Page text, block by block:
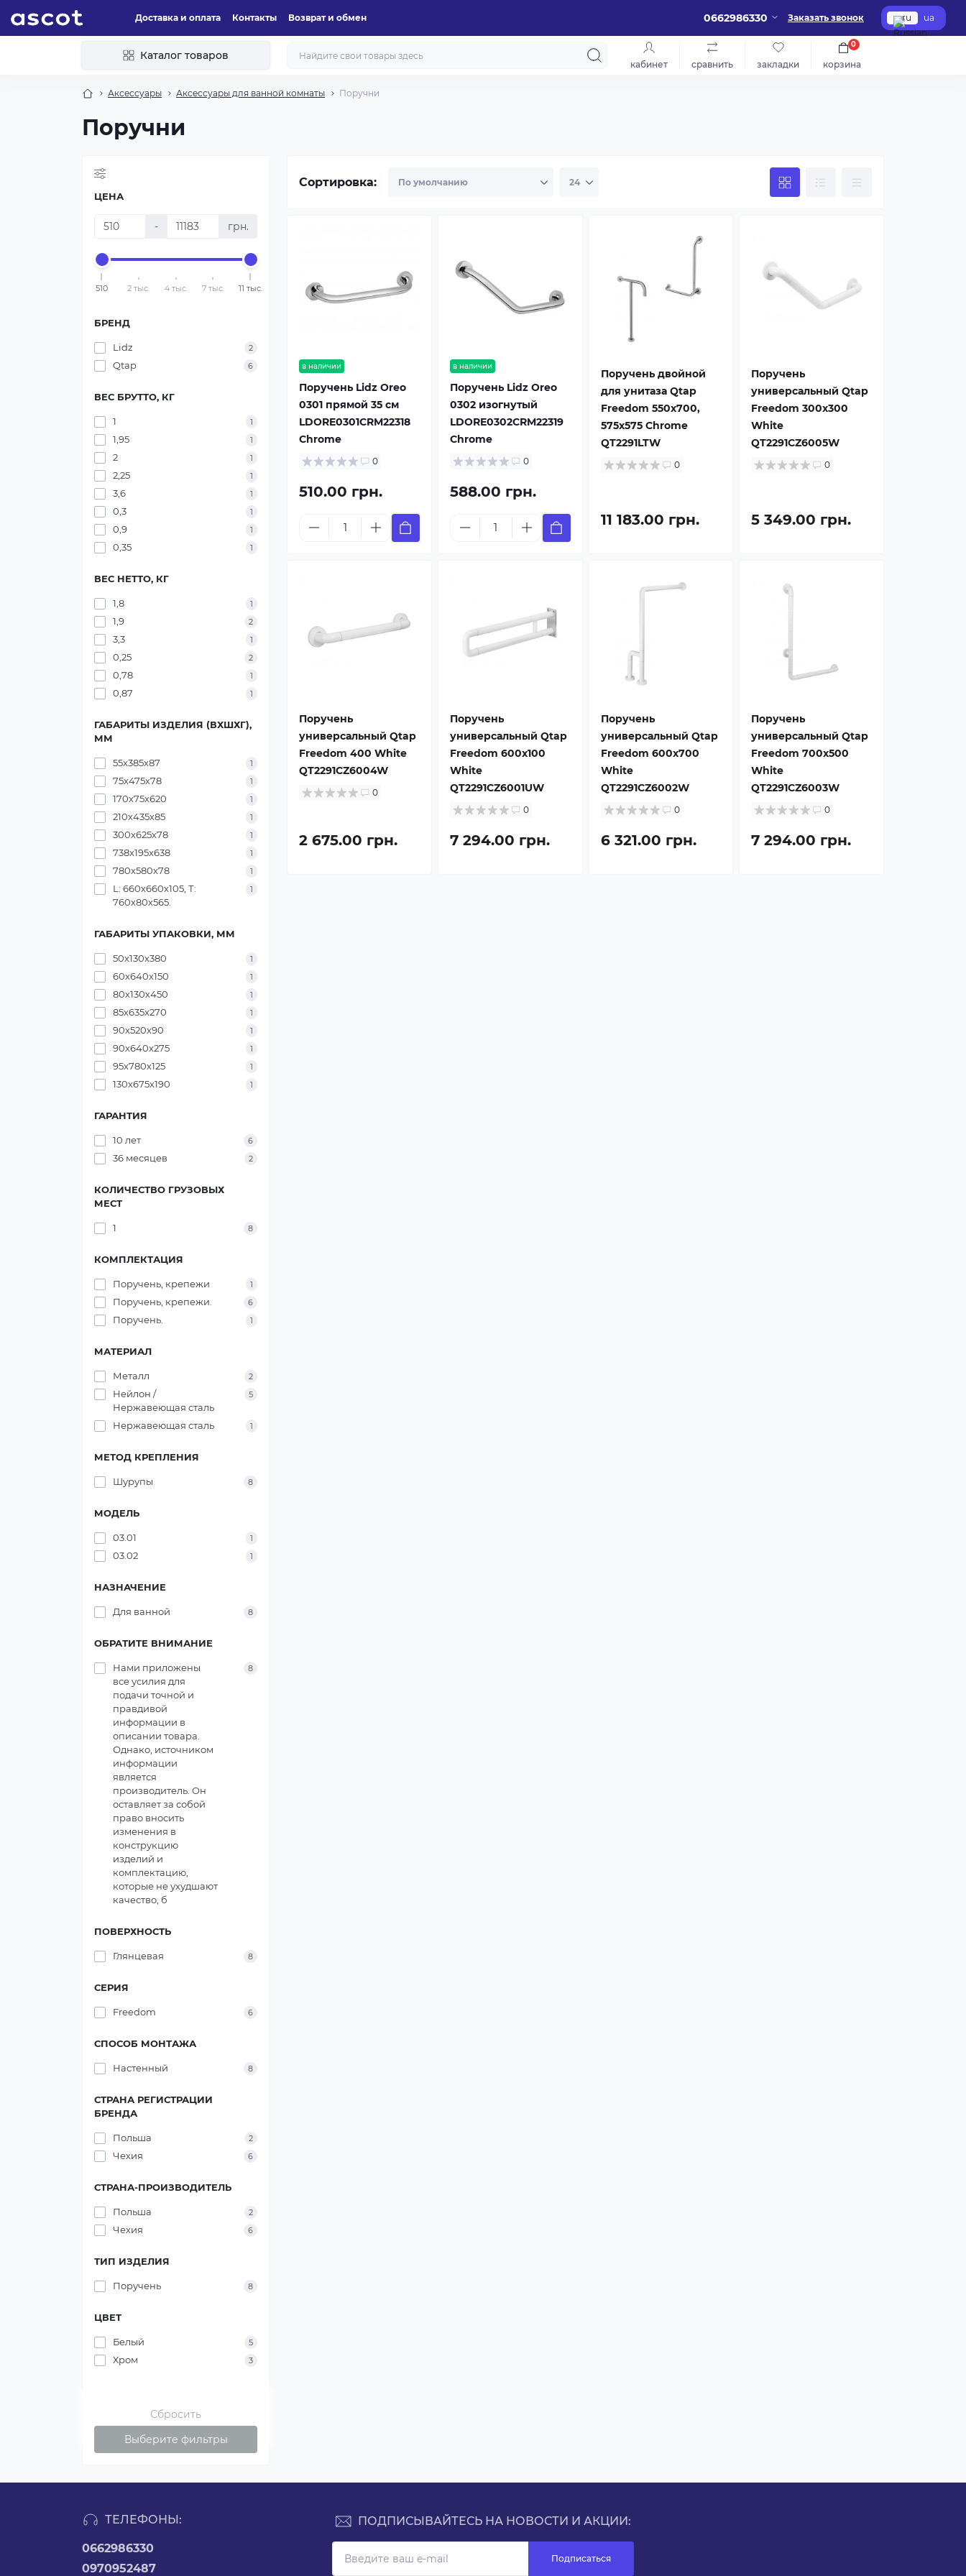
Доставка и оплата Контакты Возврат и обмен 0662986330 Заказать звонок ru ua
Каталог товаров
кабинет сравнить закладки корзина
0
Аксессуары Аксессуары для ванной комнаты Поручни
Поручни
ЦЕНА
- грн.
510 2 тыс. 4 тыс. 7 тыс. 11 тыс.
БРЕНД
Lidz 2
Qtap 6
ВЕС БРУТТО, КГ
1 1
1,95 1
2 1
2,25 1
3,6 1
0,3 1
0,9 1
0,35 1
ВЕС НЕТТО, КГ
1,8 1
1,9 2
3,3 1
0,25 2
0,78 1
0,87 1
ГАБАРИТЫ ИЗДЕЛИЯ (ВХШХГ),
ММ
55х385х87 1
75х475х78 1
170х75х620 1
210х435х85 1
300х625х78 1
738х195х638 1
780х580х78 1
L: 660х660х105, Т:
760х80х565.
1
ГАБАРИТЫ УПАКОВКИ, ММ
50х130х380 1
60х640х150 1
80х130х450 1
85х635х270 1
90х520х90 1
90х640х275 1
95х780х125 1
130х675х190 1
ГАРАНТИЯ
10 лет 6
36 месяцев 2
КОЛИЧЕСТВО ГРУЗОВЫХ
МЕСТ
1 8
КОМПЛЕКТАЦИЯ
Поручень, крепежи 1
Поручень, крепежи. 6
Поручень. 1
МАТЕРИАЛ
Металл 2
Нейлон /
Нержавеющая сталь
5
Нержавеющая сталь 1
МЕТОД КРЕПЛЕНИЯ
Шурупы 8
МОДЕЛЬ
03.01 1
03.02 1
НАЗНАЧЕНИЕ
Для ванной 8
ОБРАТИТЕ ВНИМАНИЕ
Нами приложены
все усилия для
подачи точной и
правдивой
информации в
описании товара.
Однако, источником
информации
является
производитель. Он
оставляет за собой
право вносить
изменения в
конструкцию
изделий и
комплектацию,
которые не ухудшают
качество, б
8
ПОВЕРХНОСТЬ
Глянцевая 8
СЕРИЯ
Freedom 6
СПОСОБ МОНТАЖА
Настенный 8
СТРАНА РЕГИСТРАЦИИ
БРЕНДА
Польша 2
Чехия 6
СТРАНА-ПРОИЗВОДИТЕЛЬ
Польша 2
Чехия 6
ТИП ИЗДЕЛИЯ
Поручень 8
ЦВЕТ
Белый 5
Хром 3
Сбросить
Выберите фильтры
Сортировка:
в наличии
Поручень Lidz Oreo
0301 прямой 35 см
LDORE0301CRM22318
Chrome
0
510.00 грн.
в наличии
Поручень Lidz Oreo
0302 изогнутый
LDORE0302CRM22319
Chrome
0
588.00 грн.
Поручень двойной
для унитаза Qtap
Freedom 550х700,
575х575 Chrome
QT2291LTW
0
11 183.00 грн.
Поручень
универсальный Qtap
Freedom 300х300
White
QT2291CZ6005W
0
5 349.00 грн.
Поручень
универсальный Qtap
Freedom 400 White
QT2291CZ6004W
0
2 675.00 грн.
Поручень
универсальный Qtap
Freedom 600х100
White
QT2291CZ6001UW
0
7 294.00 грн.
Поручень
универсальный Qtap
Freedom 600х700
White
QT2291CZ6002W
0
6 321.00 грн.
Поручень
универсальный Qtap
Freedom 700х500
White
QT2291CZ6003W
0
7 294.00 грн.
ТЕЛЕФОНЫ:
0662986330
0970952487
ПОДПИСЫВАЙТЕСЬ НА НОВОСТИ И АКЦИИ:
Подписаться